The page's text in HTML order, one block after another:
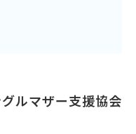
ルマザー支援協会